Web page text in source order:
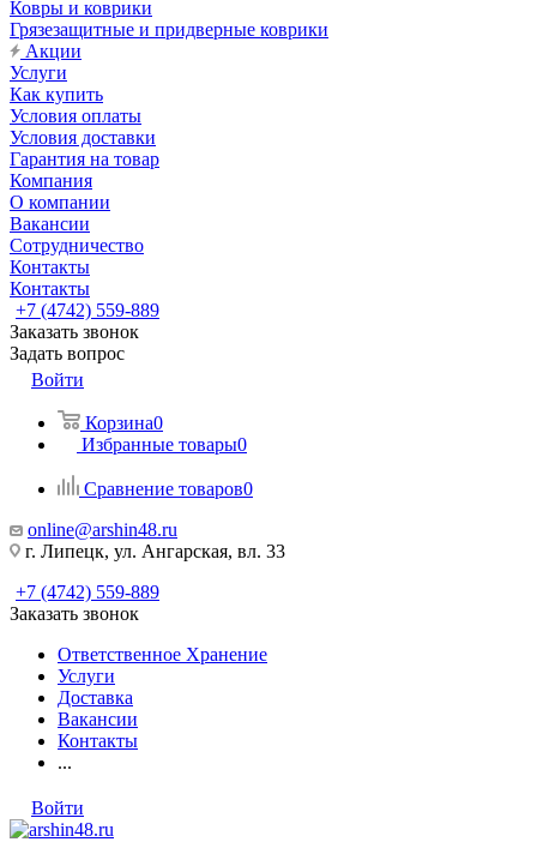
Ковры и коврики
Грязезащитные и придверные коврики
Акции
Услуги
Как купить
Условия оплаты
Условия доставки
Гарантия на товар
Компания
О компании
Вакансии
Сотрудничество
Контакты
Контакты
+7 (4742) 559-889
Заказать звонок
Задать вопрос
Войти
Корзина0
Избранные товары0
Сравнение товаров0
online@arshin48.ru
г. Липецк, ул. Ангарская, вл. 33
+7 (4742) 559-889
Заказать звонок
Ответственное Хранение
Услуги
Доставка
Вакансии
Контакты
...
Войти